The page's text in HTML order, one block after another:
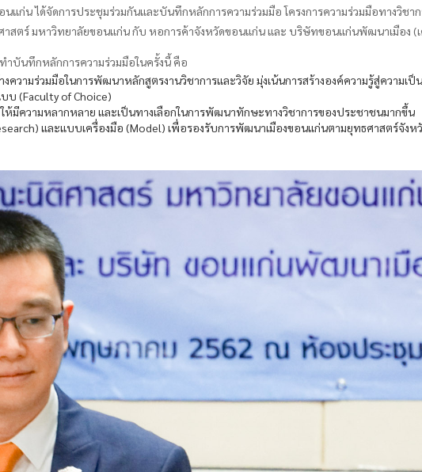
ก่น ได้จัดการประชุมร่วมกันและบันทึกหลักการความร่วมมือ โครงการความร่วมมือทางวิชา
าสตร์ มหาวิทยาลัยขอนแก่น กับ หอการค้าจังหวัดขอนแก่น และ บริษัทขอนแก่นพัฒนาเมือง (
ำบันทึกหลักการความร่วมมือในครั้งนี้ คือ
งความร่วมมือในการพัฒนาหลักสูตรงานวิชาการและวิจัย มุ่งเน้นการสร้างองค์ความรู้สู่ความเ
บ (Faculty of Choice)
มีความหลากหลาย และเป็นทางเลือกในการพัฒนาทักษะทางวิชาการของประชาชนมากขึ้น
และแบบเครื่องมือ (Model) เพื่อรองรับการพัฒนาเมืองขอนแก่นตามยุทธศาสตร์จังห